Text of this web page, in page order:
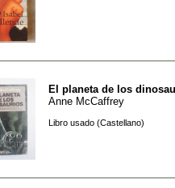
El planeta de los
Anne McCaffrey
Libro usado (Castellano)